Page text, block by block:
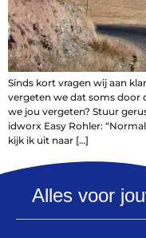
Vakantiefietsen
Intakelijst voor
Keuzehulp:
Keuzehulp:
Merken
Sinds kort vragen wij aan
vergeten we dat soms door
we jou vergeten? Stuur
idworx Easy Rohler:
kijk ik uit naar […]
Alles voor